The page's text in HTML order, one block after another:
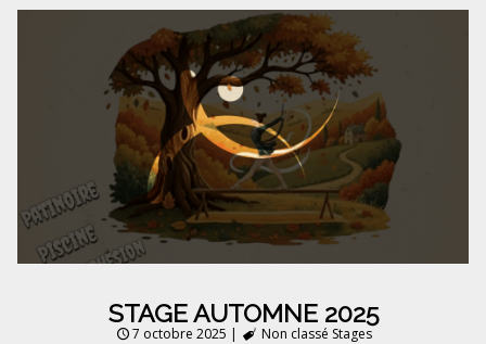
STAGE AUTOMNE 2025
7 octobre 2025 | Non classé Stages